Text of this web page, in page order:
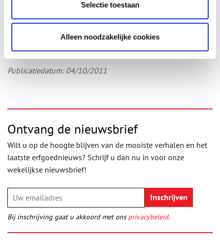
Selectie toestaan
Alleen noodzakelijke cookies
Amstel steeds zal ik naar jou verlangen
Amstel jou vergeet ik niet!’
Aldus Peter van Schaik in zijn historische column (5 september
2011) voorrtvAmstelveen.
Publicatiedatum: 04/10/2011
Ontvang de nieuwsbrief
Wilt u op de hoogte blijven van de mooiste verhalen en het
laatste erfgoednieuws? Schrijf u dan nu in voor onze
wekelijkse nieuwsbrief!
Bij inschrijving gaat u akkoord met ons privacybeleid.